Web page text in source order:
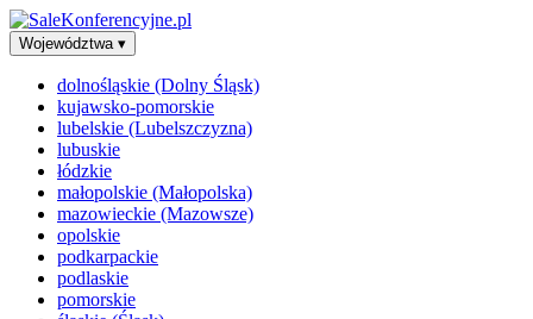
Województwa ▾
dolnośląskie (Dolny Śląsk)
kujawsko-pomorskie
lubelskie (Lubelszczyzna)
lubuskie
łódzkie
małopolskie (Małopolska)
mazowieckie (Mazowsze)
opolskie
podkarpackie
podlaskie
pomorskie